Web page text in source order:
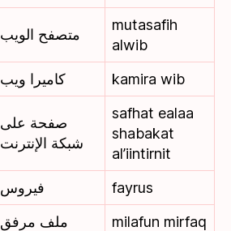
متصفح الويب
mutasafih
alwib
كاميرا ويب kamira wib
صفحة على
شبكة الإنترنت
safhat ealaa
shabakat
al’iintirnit
فيروس
fayrus
ملف مرفق
milafun mirfaq